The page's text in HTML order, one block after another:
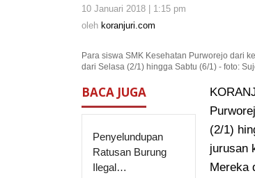
10 Januari 2018 | 1:15 pm
oleh koranjuri.com
Para siswa SMK Kesehatan Purworejo dari
dari Selasa (2/1) hingga Sabtu (6/1) - foto:
BACA JUGA
Penyelundupan
Ratusan Burung
Ilegal…
(2/1)
jurusan
Mereka